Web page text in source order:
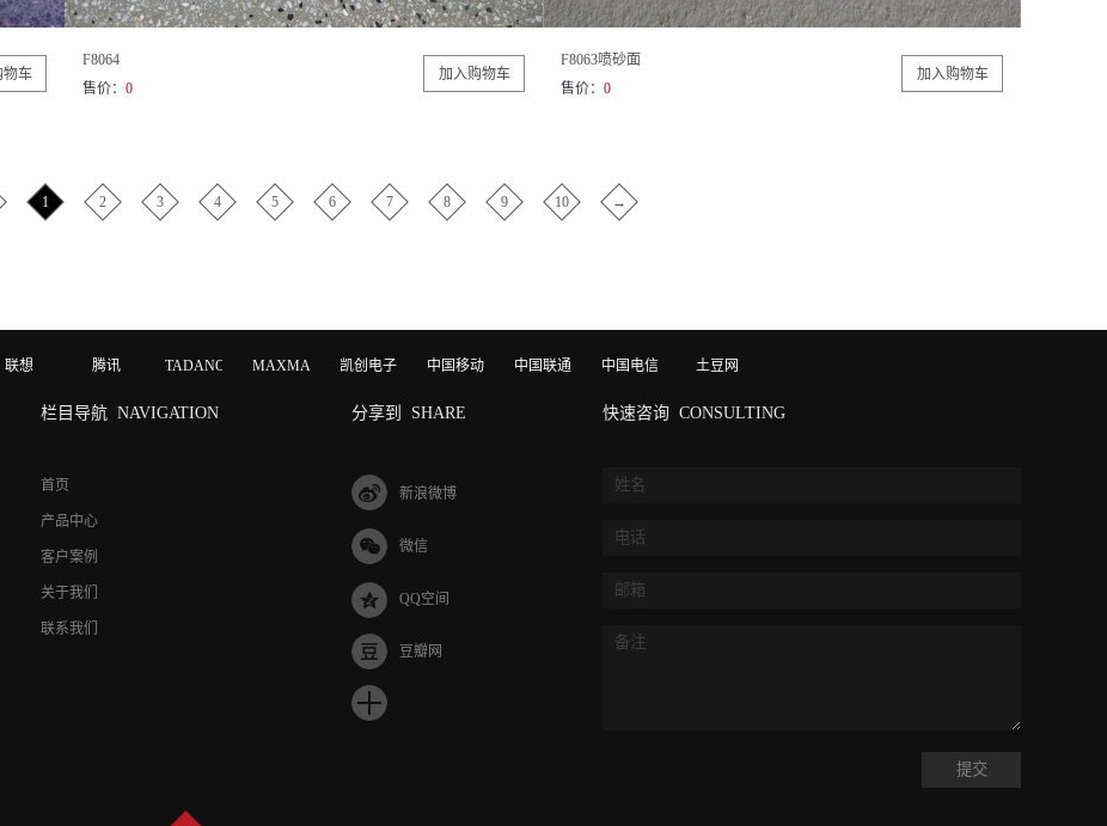
F8064
售价： 0
F8063喷砂面
售价： 0
1 2 3 4 5 6 7 8 9 10 →
联想 腾讯 TADANO MAXMAGIC 凯创电子 中国移动 中国联通 中国电信 土豆网
栏目导航 NAVIGATION
首页
产品中心
客户案例
关于我们
联系我们
分享到 SHARE
新浪微博
微信
QQ空间
豆瓣网
快速咨询 CONSULTING